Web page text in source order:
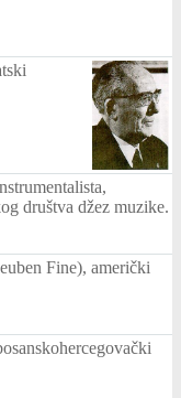
društva džez muzike.
Fine), američki